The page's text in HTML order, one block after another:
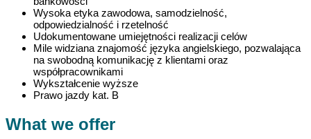
Wysoka etyka zawodowa, samodzielność,
odpowiedzialność i rzetelność
Udokumentowane umiejętności realizacji celów
Mile widziana znajomość języka angielskiego, pozwalająca
na swobodną komunikację z klientami oraz
współpracownikami
Wykształcenie wyższe
Prawo jazdy kat. B
What we offer